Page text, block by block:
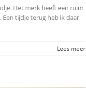
Het merk heeft een ruim
tijdje terug heb ik daar
Lees meer